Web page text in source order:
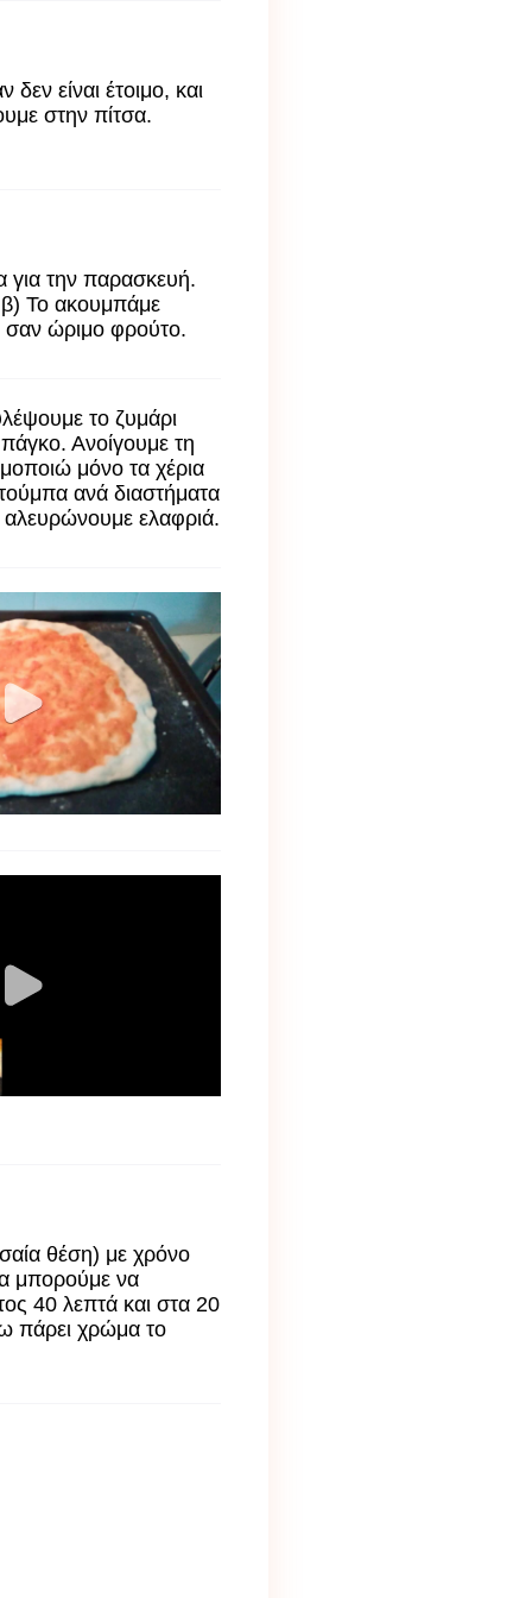
είναι έτοιμο, και
στην πίτσα.
για την παρασκευή.
β) Το ακουμπάμε
σαν ώριμο φρούτο.
το ζυμάρι
Ανοίγουμε τη
μόνο τα χέρια
ανά διαστήματα
αλευρώνουμε ελαφριά.
θέση) με χρόνο
μπορούμε να
40 λεπτά και στα 20
πάρει χρώμα το